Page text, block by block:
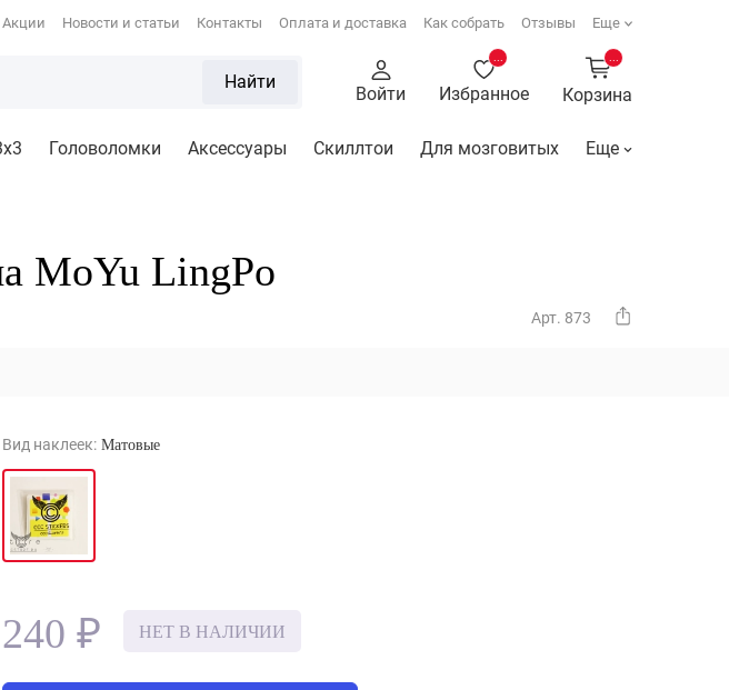
Акции Новости и статьи Контакты Оплата и доставка Как собрать Отзывы Еще
Найти
Войти Избранное Корзина
Головоломки Аксессуары Скиллтои Для мозговитых Еще
MoYu LingPo
Арт. 873
Вид наклеек: Матовые
НЕТ В НАЛИЧИИ
240 ₽